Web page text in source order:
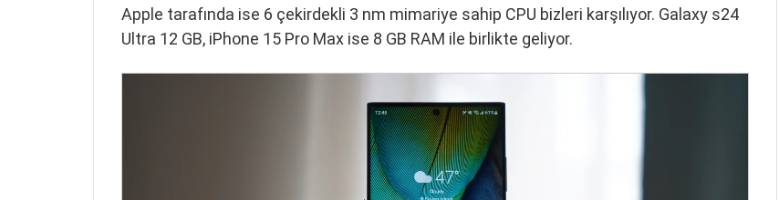
Apple tarafında ise 6 çekirdekli 3 nm mimariye sahip CPU bizleri karşılıyor. Galaxy s24
Ultra 12 GB, iPhone 15 Pro Max ise 8 GB RAM ile birlikte geliyor.